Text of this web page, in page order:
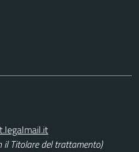
il Titolare del trattamento)